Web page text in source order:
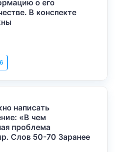
о его
В конспекте
написать
«В чем
проблема
Слов 50-70 Заранее